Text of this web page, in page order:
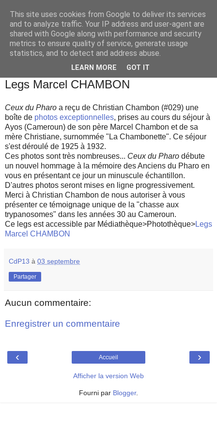
Legs Marcel CHAMBON
Ceux du Pharo a reçu de Christian Chambon (#029) une
boîte de photos exceptionnelles, prises au cours du séjour à
Ayos (Cameroun) de son père Marcel Chambon et de sa
mère Christiane, surnommée "La Chambonette". Ce séjour
s'est déroulé de 1925 à 1932.
Ces photos sont très nombreuses... Ceux du Pharo débute
un nouvel hommage à la mémoire des Anciens du Pharo en
vous en présentant ce jour un minuscule échantillon.
D'autres photos seront mises en ligne progressivement.
Merci à Christian Chambon de nous autoriser à vous
présenter ce témoignage unique de la "chasse aux
trypanosomes" dans les années 30 au Cameroun.
Ce legs est accessible par Médiathèque>Photothèque>Legs
Marcel CHAMBON
CdP13 à 03 septembre
Partager
Aucun commentaire:
Enregistrer un commentaire
‹ ›
Accueil
Afficher la version Web
Fourni par Blogger.
This site uses cookies from Google to deliver its services
and to analyze traffic. Your IP address and user-agent are
shared with Google along with performance and security
metrics to ensure quality of service, generate usage
statistics, and to detect and address abuse.
LEARN MORE GOT IT